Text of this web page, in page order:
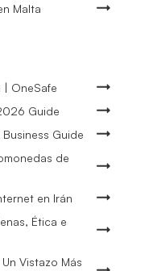
Malta
| OneSafe
Guide
Guide
de
en Irán
Ética e
Vistazo Más